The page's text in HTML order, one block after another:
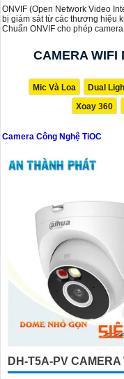
người và vật thể khác,
cảnh báo khi phát hiện sự
trang bị cảm biến hồng
Với khả năng ghi hình sắc
giúp bạn yên tâm theo dõi
ngôi nhà hay doanh
mạng thông qua ứng dụng
và quản lý từ xa mọi thứ
ONVIF (Open Network Video
bị giám sát từ các thương hiệu
Chuẩn ONVIF cho phép
hiện chuyển động, âm thanh
rộng hệ thống giám sát hiệu
CAMERA WIFI
Mic Và Loa Dual
Xoay 360
Camera Công Nghệ TiOC
DH-T5A-PV